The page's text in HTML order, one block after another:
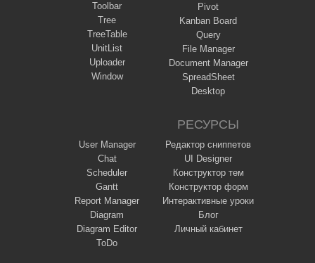
Toolbar
Tree
TreeTable
UnitList
Uploader
Window
Pivot
Kanban Board
Query
File Manager
Document Manager
SpreadSheet
Desktop
User Manager
Chat
Scheduler
Gantt
Report Manager
Diagram
Diagram Editor
ToDo
РЕСУРСЫ
Редактор сниппетов
UI Designer
Конструктор тем
Конструктор форм
Интерактивные уроки
Блог
Личный кабинет